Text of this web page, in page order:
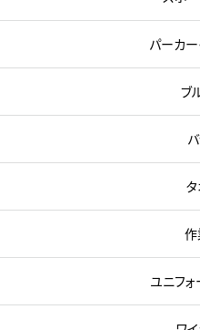
パーカー
ブ
ユニフォ